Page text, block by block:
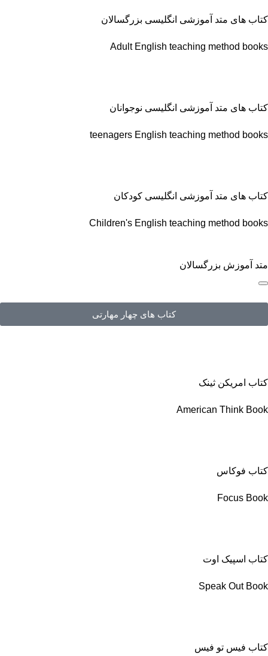
کتاب های متد آموزشی انگلیسی بزرگسالان
Adult English teaching method books
کتاب های متد آموزشی انگلیسی نوجوانان
teenagers English teaching method books
کتاب های متد آموزشی انگلیسی کودکان
Children's English teaching method books
متد آموزش بزرگسالان
کتاب های چهار مهارتی
کتاب امریکن ثینک
American Think Book
کتاب فوکاس
Focus Book
کتاب اسپیک اوت
Speak Out Book
کتاب فیس تو فیس